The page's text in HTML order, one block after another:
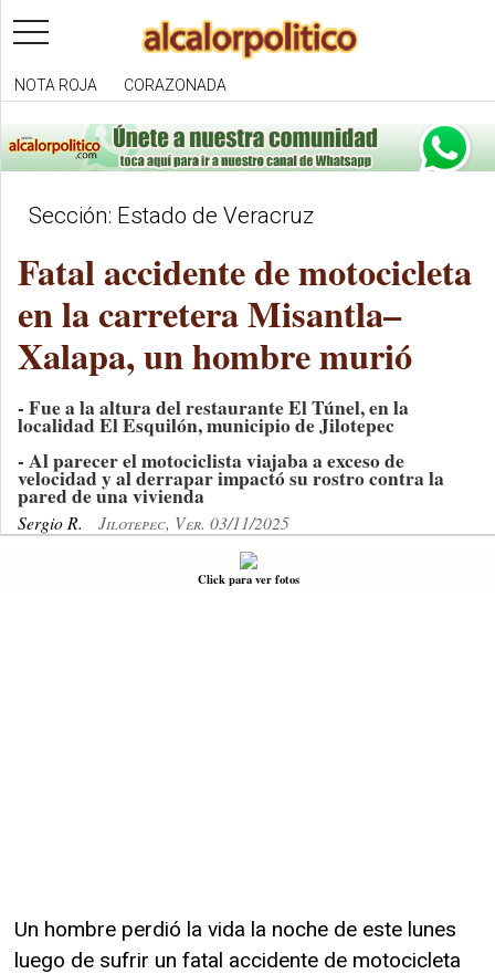
toggle
navigation
NOTA ROJA CORAZONADA
Sección: Estado de Veracruz
Fatal accidente de motocicleta
en la carretera Misantla–
Xalapa, un hombre murió
- Fue a la altura del restaurante El Túnel, en la
localidad El Esquilón, municipio de Jilotepec
- Al parecer el motociclista viajaba a exceso de
velocidad y al derrapar impactó su rostro contra la
pared de una vivienda
Sergio R. Jilotepec, Ver. 03/11/2025
Click para ver fotos
Un hombre perdió la vida la noche de este lunes
luego de sufrir un fatal accidente de motocicleta